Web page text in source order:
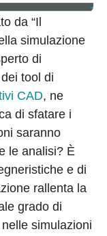
da “Il
simulazione
di
tool di
CAD, ne
di sfatare i
saranno
le analisi? È
e di
rallenta la
grado di
simulazioni